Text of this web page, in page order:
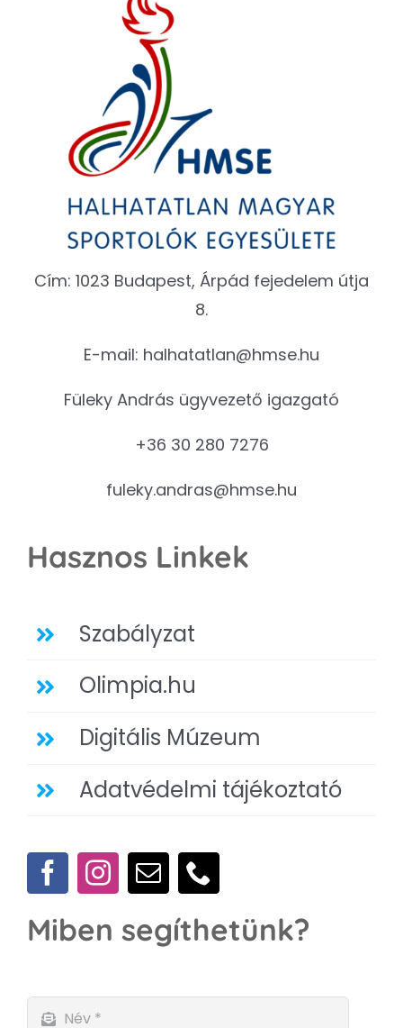
Cím: 1023 Budapest, Árpád fejedelem útja
8.
E-mail: halhatatlan@hmse.hu
Füleky András ügyvezető igazgató
+36 30 280 7276
fuleky.andras@hmse.hu
Hasznos Linkek
Szabályzat
Olimpia.hu
Digitális Múzeum
Adatvédelmi tájékoztató
Miben segíthetünk?